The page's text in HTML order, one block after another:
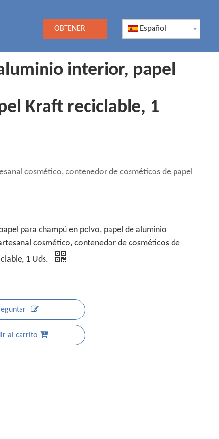
OBTENER
COTIZACIÓN
Español
interior, papel
Kraft reciclable, 1
cosmético, contenedor de cosméticos de papel
para champú en polvo, papel de aluminio
cosmético, contenedor de cosméticos de
1 Uds.
al carrito